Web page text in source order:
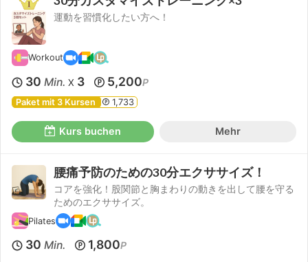
運動を習慣化したい方へ！
Workout
30 Min. X 3 5,200P
Paket mit 3 Kursen 1,733
Kurs buchen Mehr
腰痛予防のための30分エクササイズ！
コアを強化！股関節と胸まわりの動きを出して腰を守る
ためのエクササイズ。
Pilates
30 Min. 1,800P